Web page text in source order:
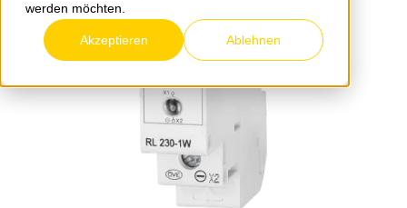
werden möchten.
Akzeptieren Ablehnen